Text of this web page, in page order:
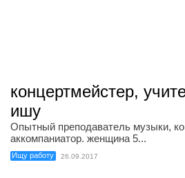
концертмейстер,
ишу
Опытный преподаватель музыки,
аккомпаниатор. женщина 5...
Ищу работу 26.09.2017